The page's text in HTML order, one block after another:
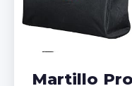
Martillo